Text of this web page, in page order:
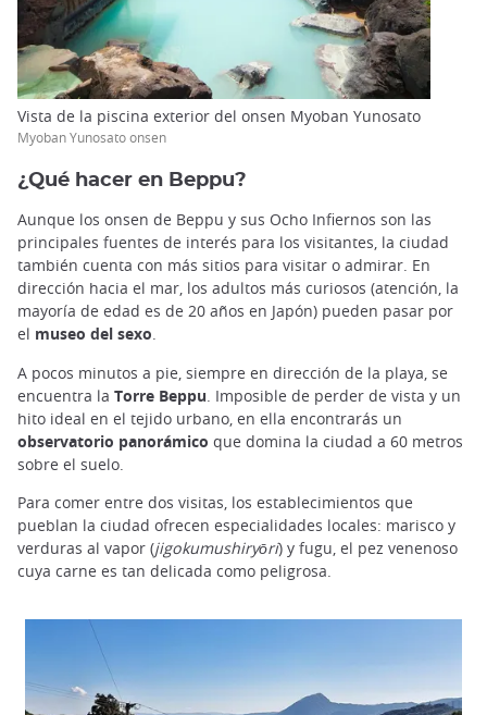
Vista de la piscina exterior del onsen Myoban Yunosato
Myoban Yunosato onsen
¿Qué hacer en Beppu?
Aunque los onsen de Beppu y sus Ocho Infiernos son las
principales fuentes de interés para los visitantes, la ciudad
también cuenta con más sitios para visitar o admirar. En
dirección hacia el mar, los adultos más curiosos (atención, la
mayoría de edad es de 20 años en Japón) pueden pasar por
el museo del sexo.
A pocos minutos a pie, siempre en dirección de la playa, se
encuentra la Torre Beppu . Imposible de perder de vista y un
hito ideal en el tejido urbano, en ella encontrarás un
observatorio panorámico que domina la ciudad a 60 metros
sobre el suelo.
Para comer entre dos visitas, los establecimientos que
pueblan la ciudad ofrecen especialidades locales: marisco y
verduras al vapor (jigokumushiryōri) y fugu, el pez venenoso
cuya carne es tan delicada como peligrosa.